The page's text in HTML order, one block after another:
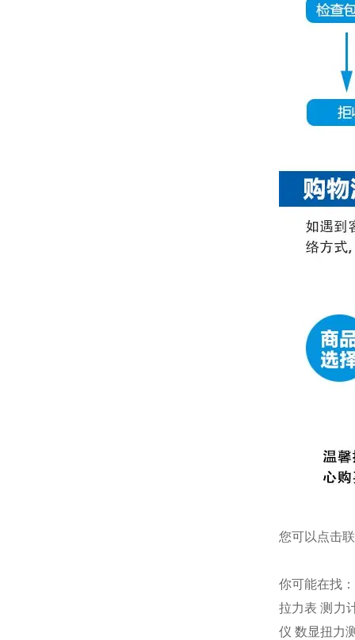
您可以点击
你可能在找：
拉力表 测力
仪 数显扭力